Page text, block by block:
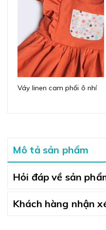
Váy linen cam phối ô nhí
Mô tả sản phẩm
Hỏi đáp về sản
Khách hàng nhận